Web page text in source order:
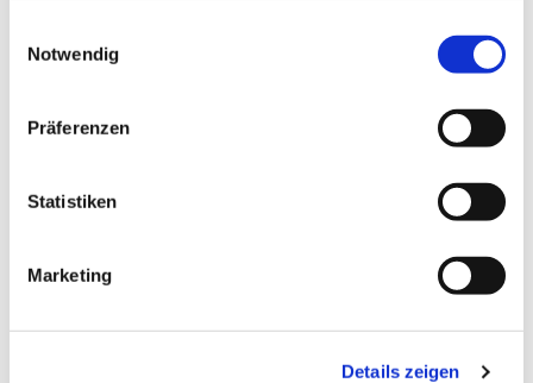
Notwendig
Präferenzen
Statistiken
Marketing
Details zeigen